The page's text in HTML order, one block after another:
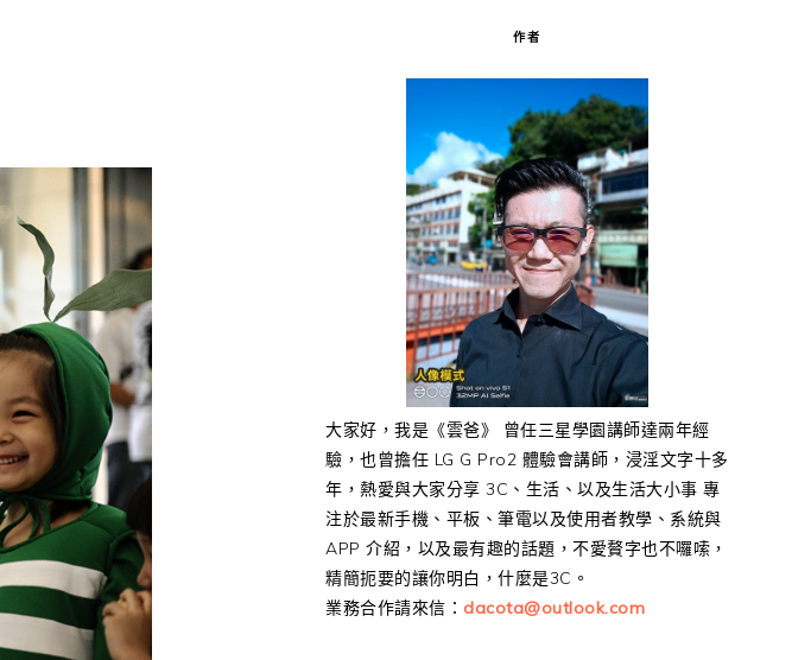
作者
大家好，我是《雲爸》 曾任三星學園講師達兩年經
驗，也曾擔任 LG G Pro2 體驗會講師，浸淫文字十多
年，熱愛與大家分享 3C、生活、以及生活大小事 專
注於最新手機、平板、筆電以及使用者教學、系統與
APP 介紹，以及最有趣的話題，不愛贅字也不囉嗦，
精簡扼要的讓你明白，什麼是3C。
業務合作請來信： dacota@outlook.com